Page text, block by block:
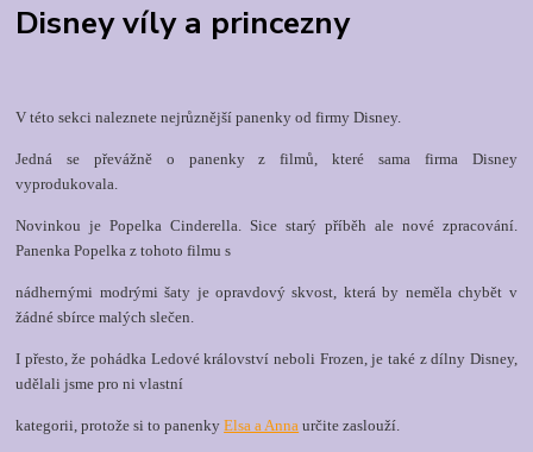
Disney víly a princezny
V této sekci naleznete nejrůznější panenky od firmy Disney.
Jedná se převážně o panenky z filmů, které sama firma Disney
vyprodukovala.
Novinkou je Popelka Cinderella. Sice starý příběh ale nové zpracování.
Panenka Popelka z tohoto filmu s
nádhernými modrými šaty je opravdový skvost, která by neměla chybět v
žádné sbírce malých slečen.
I přesto, že pohádka Ledové království neboli Frozen, je také z dílny Disney,
udělali jsme pro ni vlastní
kategorii, protože si to panenkyElsa a Anna určite zaslouží.